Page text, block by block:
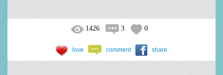
1426 3 0
love comment share